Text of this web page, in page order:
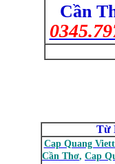
Cần
Từ
Cap Quang
Cần Thơ, Cap